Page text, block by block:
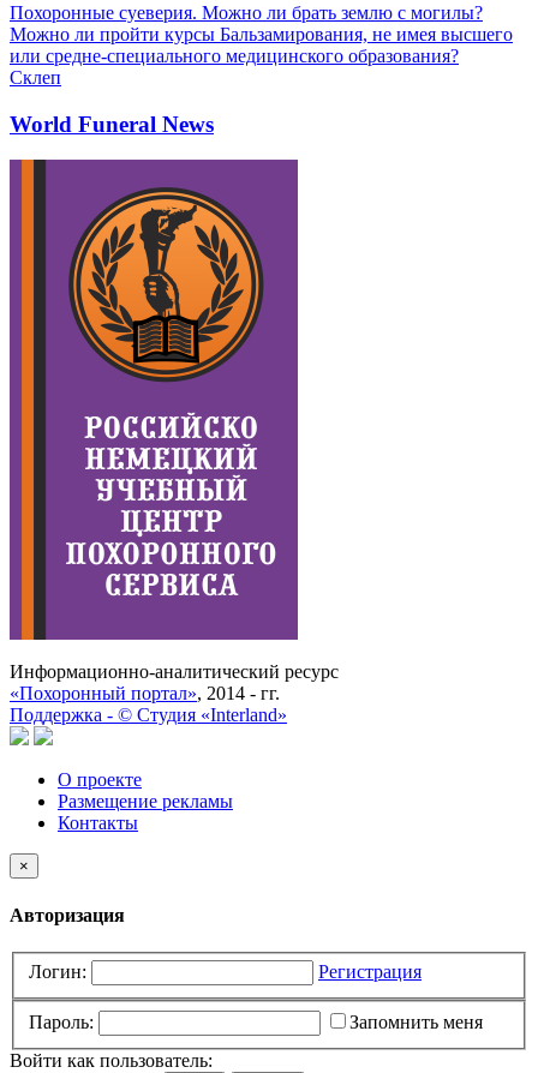
Похоронные суеверия. Можно ли брать землю с могилы?
Можно ли пройти курсы Бальзамирования, не имея высшего
или средне-специального медицинского образования?
Склеп
World Funeral News
Информационно-аналитический ресурс
«Похоронный портал», 2014 - гг.
Поддержка - © Cтудия «Interland»
О проекте
Размещение рекламы
Контакты
×
Авторизация
Логин: Регистрация
Пароль:
Запомнить меня
Войти как пользователь: